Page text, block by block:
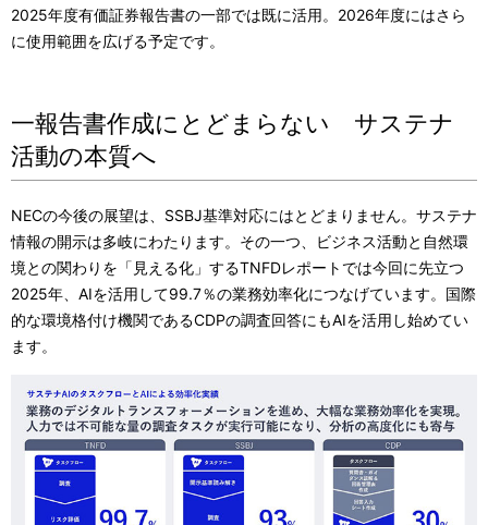
2025年度有価証券報告書の一部では既に活用。2026年度にはさら
に使用範囲を広げる予定です。
一報告書作成にとどまらない サステナ
活動の本質へ
NECの今後の展望は、SSBJ基準対応にはとどまりません。サステナ
情報の開示は多岐にわたります。その一つ、ビジネス活動と自然環
境との関わりを「見える化」するTNFDレポートでは今回に先立つ
2025年、AIを活用して99.7％の業務効率化につなげています。国際
的な環境格付け機関であるCDPの調査回答にもAIを活用し始めてい
ます。